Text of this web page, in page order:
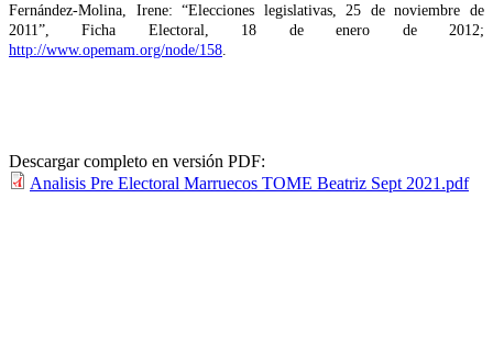
Fernández-Molina, Irene: “Elecciones legislativas, 25 de noviembre de
2011”, Ficha Electoral, 18 de enero de 2012;
http://www.opemam.org/node/158
Descargar completo en versión PDF:
Analisis Pre Electoral Marruecos TOME Beatriz Sept 2021.pdf